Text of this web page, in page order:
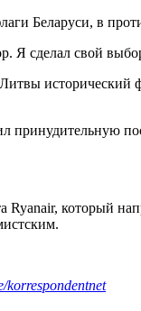
Беларуси, в
сделал свой
исторический
Ryanair, который
korrespondentnet